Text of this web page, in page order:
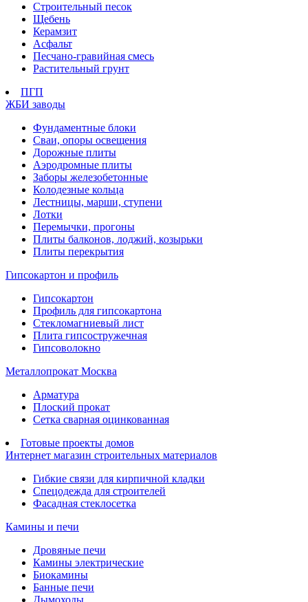
Строительный песок
Щебень
Керамзит
Асфальт
Песчано-гравийная смесь
Растительный грунт
ПГП
ЖБИ заводы
Фундаментные блоки
Сваи, опоры освещения
Дорожные плиты
Аэродромные плиты
Заборы железобетонные
Колодезные кольца
Лестницы, марши, ступени
Лотки
Перемычки, прогоны
Плиты балконов, лоджий, козырьки
Плиты перекрытия
Гипсокартон и профиль
Гипсокартон
Профиль для гипсокартона
Стекломагниевый лист
Плита гипсостружечная
Гипсоволокно
Металлопрокат Москва
Арматура
Плоский прокат
Сетка сварная оцинкованная
Готовые проекты домов
Интернет магазин строительных материалов
Гибкие связи для кирпичной кладки
Спецодежда для строителей
Фасадная стеклосетка
Камины и печи
Дровяные печи
Камины электрические
Биокамины
Банные печи